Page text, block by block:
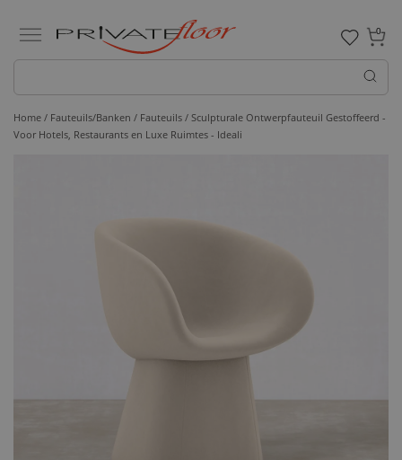
0
Home / Fauteuils/Banken / Fauteuils / Sculpturale Ontwerpfauteuil Gestoffeerd -
Voor Hotels, Restaurants en Luxe Ruimtes - Ideali